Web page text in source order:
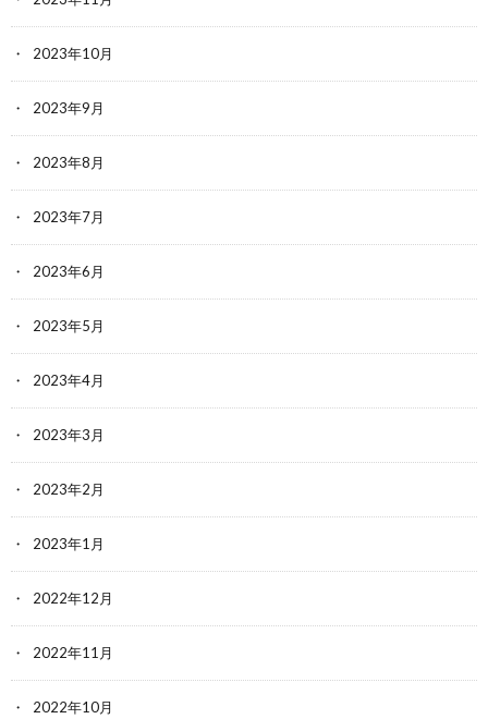
2023年10月
2023年9月
2023年8月
2023年7月
2023年6月
2023年5月
2023年4月
2023年3月
2023年2月
2023年1月
2022年12月
2022年11月
2022年10月